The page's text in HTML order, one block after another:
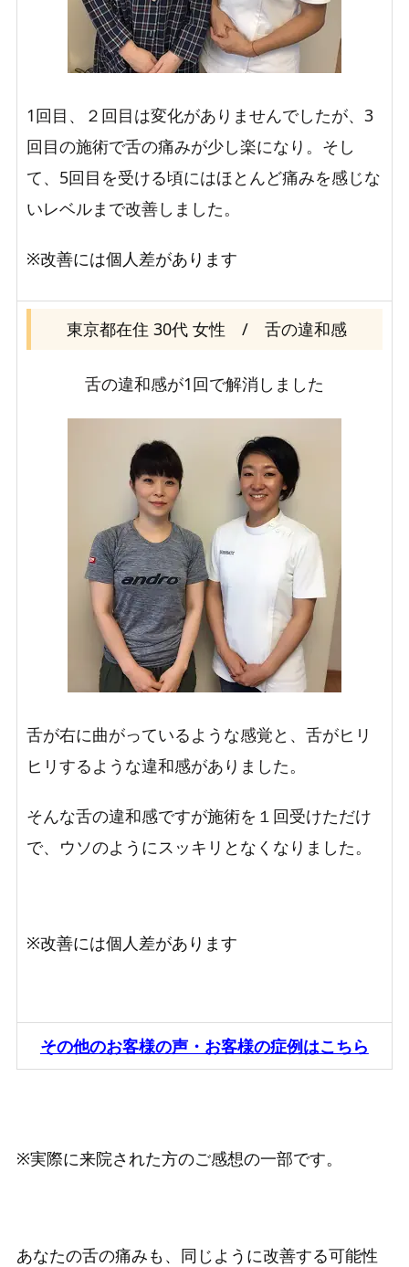
1回目、２回目は変化がありませんでしたが、3
回目の施術で舌の痛みが少し楽になり。そし
て、5回目を受ける頃にはほとんど痛みを感じな
いレベルまで改善しました。
※改善には個人差があります
東京都在住 30代 女性 / 舌の違和感
舌の違和感が1回で解消しました
舌が右に曲がっているような感覚と、舌がヒリ
ヒリするような違和感がありました。
そんな舌の違和感ですが施術を１回受けただけ
で、ウソのようにスッキリとなくなりました。
※改善には個人差があります
その他のお客様の声・お客様の症例はこちら
※実際に来院された方のご感想の一部です。
あなたの舌の痛みも、同じように改善する可能性